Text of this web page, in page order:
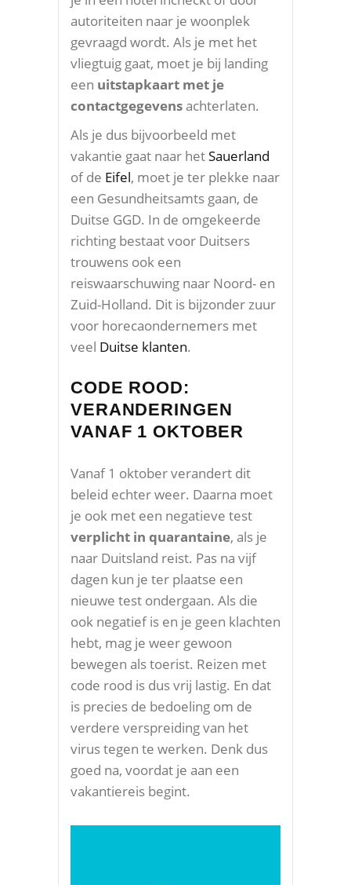
autoriteiten naar je woonplek
gevraagd wordt. Als je met het
vliegtuig gaat, moet je bij landing
een uitstapkaart met je
contactgegevensachterlaten.
Als je dus bijvoorbeeld met
vakantie gaat naar hetSauerland
of de Eifel, moet je ter plekke naar
een Gesundheitsamts gaan, de
Duitse GGD. In de omgekeerde
richting bestaat voor Duitsers
trouwens ook een
reiswaarschuwing naar Noord- en
Zuid-Holland. Dit is bijzonder zuur
voor horecaondernemers met
veel Duitse klanten.
CODE ROOD:
VERANDERINGEN
VANAF 1 OKTOBER
Vanaf 1 oktober verandert dit
beleid echter weer. Daarna moet
je ook met een negatieve test
verplicht in quarantaine, als je
naar Duitsland reist. Pas na vijf
dagen kun je ter plaatse een
nieuwe test ondergaan. Als die
ook negatief is en je geen klachten
hebt, mag je weer gewoon
bewegen als toerist. Reizen met
code rood is dus vrij lastig. En dat
is precies de bedoeling om de
verdere verspreiding van het
virus tegen te werken. Denk dus
goed na, voordat je aan een
vakantiereis begint.